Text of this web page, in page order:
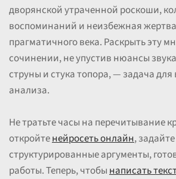
дворянской утраченной роскоши,
воспоминаний и неизбежная
прагматичного века. Раскрыть эту
сочинении, не упустив нюансы
струны и стука топора, — задача
анализа.
Не тратьте часы на перечитывание
откройтенейросеть онлайн,
структурированные аргументы,
работы. Теперь, чтобынаписать